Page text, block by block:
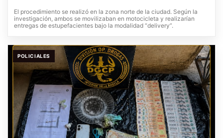
El procedimiento se realizó en la zona norte de la ciudad. Según la
investigación, ambos se movilizaban en motocicleta y realizarían
entregas de estupefacientes bajo la modalidad “delivery”.
POLICIALES